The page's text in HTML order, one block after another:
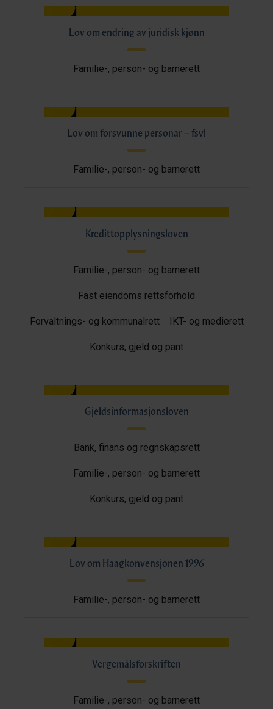
Lov om endring av juridisk kjønn
Familie-, person- og barnerett
Lov om forsvunne personar – fsvl
Familie-, person- og barnerett
Kredittopplysningsloven
Familie-, person- og barnerett
Fast eiendoms rettsforhold
Forvaltnings- og kommunalrett IKT- og medierett
Konkurs, gjeld og pant
Gjeldsinformasjonsloven
Bank, finans og regnskapsrett
Familie-, person- og barnerett
Konkurs, gjeld og pant
Lov om Haagkonvensjonen 1996
Familie-, person- og barnerett
Vergemålsforskriften
Familie-, person- og barnerett